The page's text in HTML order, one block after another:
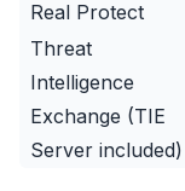
Real Protect
Threat
Intelligence
Exchange (TIE
Server included)